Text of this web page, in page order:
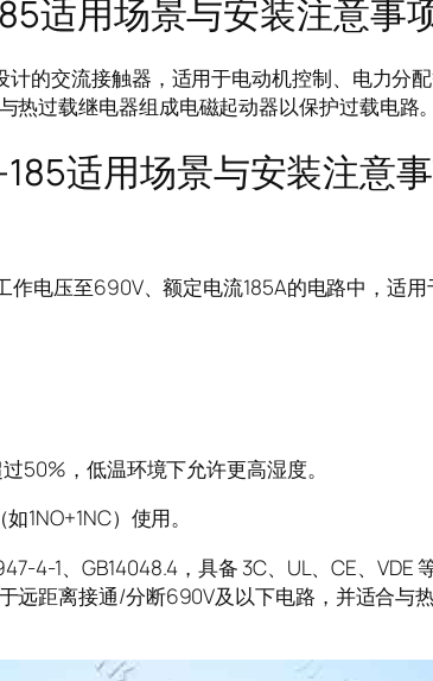
适用场景与安装注意事
的交流接触器，适用于电动机控制、电力分
过载继电器组成电磁起动器以保护过载电路。
适用场景与安装注意事
电压至690V、额定电流185A的电路中，适用
50%，低温环境下允许更高湿度。
1NO+1NC）使用。
4-1、GB14048.4，具备 3C、UL、CE、VDE
远距离接通/分断690V及以下电路，并适合与